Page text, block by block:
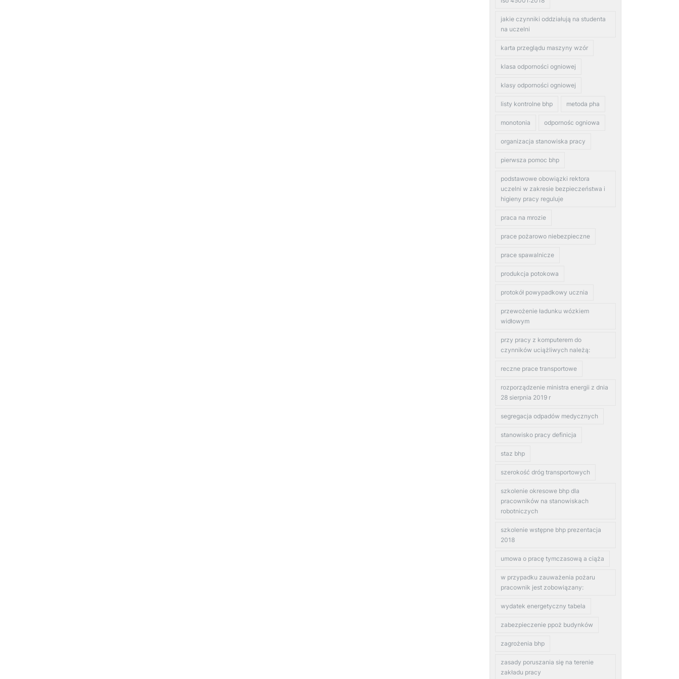
jakie czynniki oddziałują na studenta
na uczelni
karta przeglądu maszyny wzór
klasa odporności ogniowej
klasy odporności ogniowej
listy kontrolne bhp metoda pha
monotonia odpornośc ogniowa
organizacja stanowiska pracy
pierwsza pomoc bhp
podstawowe obowiązki rektora
uczelni w zakresie bezpieczeństwa i
higieny pracy reguluje
praca na mrozie
prace pożarowo niebezpieczne
prace spawalnicze
produkcja potokowa
protokół powypadkowy ucznia
przewożenie ładunku wózkiem
widłowym
przy pracy z komputerem do
czynników uciążliwych należą:
reczne prace transportowe
rozporządzenie ministra energii z dnia
28 sierpnia 2019 r
segregacja odpadów medycznych
stanowisko pracy definicja
staz bhp
szerokość dróg transportowych
szkolenie okresowe bhp dla
pracowników na stanowiskach
robotniczych
szkolenie wstępne bhp prezentacja
2018
umowa o pracę tymczasową a ciąża
w przypadku zauważenia pożaru
pracownik jest zobowiązany:
wydatek energetyczny tabela
zabezpieczenie ppoż budynków
zagrożenia bhp
zasady poruszania się na terenie
zakładu pracy